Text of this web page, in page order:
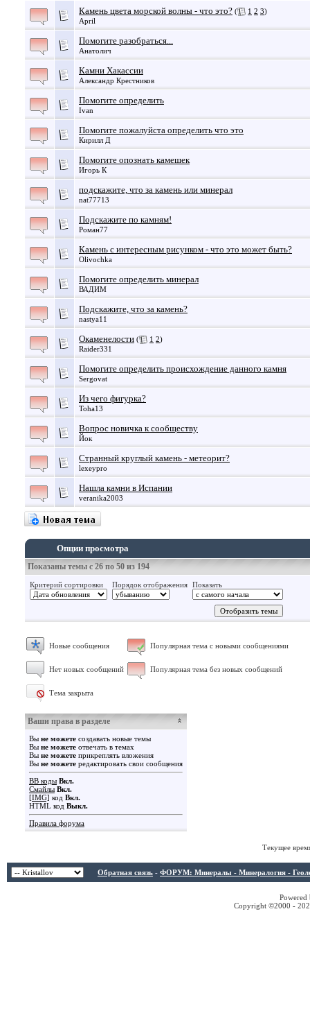
Камень цвета морской волны - что это? ( 1 2 3)
April
Помогите разобраться...
Анатолич
Камни Хакассии
Александр Крестников
Помогите определить
Ivan
Помогите пожалуйста определить что это
Кирилл Д
Помогите опознать камешек
Игорь К
подскажите, что за камень или минерал
nat77713
Подскажите по камням!
Роман77
Камень с интересным рисунком - что это может быть?
Olivochka
Помогите определить минерал
ВАДИМ
Подскажите, что за камень?
nastya11
Окаменелости ( 1 2)
Raider331
Помогите определить происхождение данного камня
Sergovat
Из чего фигурка?
Toha13
Вопрос новичка к сообществу
Йок
Странный круглый камень - метеорит?
lexeypro
Нашла камни в Испании
veranika2003
Опции просмотра
Показаны темы с 26 по 50 из 194
Критерий сортировки Порядок отображения Показать
Новые сообщения Популярная тема с новыми сообщениями
Нет новых сообщений Популярная тема без новых сообщений
Тема закрыта
Ваши права в разделе
Вы не можете создавать новые темы
Вы не можете отвечать в темах
Вы не можете прикреплять вложения
Вы не можете редактировать свои сообщения
BB коды Вкл.
Смайлы Вкл.
[IMG] код Вкл.
HTML код Выкл.
Правила форума
Текущее
Обратная связь - ФОРУМ: Минералы - Минералогия -
Copyright ©2000 -